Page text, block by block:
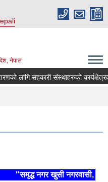
नेपाल
लागि सहकारी संस्थाहरुको कार्यक्षेत्रको
"समृद्ध नगर खुसी नगरवासी,